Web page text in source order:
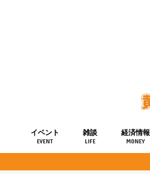
イベント
EVENT
雑談
LIFE
経済情報
MONEY